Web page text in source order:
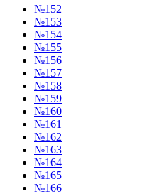
№152
№153
№154
№155
№156
№157
№158
№159
№160
№161
№162
№163
№164
№165
№166